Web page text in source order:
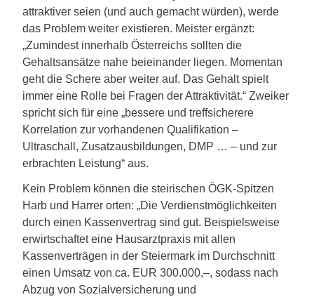
attraktiver seien (und auch gemacht würden), werde
das Problem weiter existieren. Meister ergänzt:
„Zumindest innerhalb Österreichs sollten die
Gehaltsansätze nahe beieinander liegen. Momentan
geht die Schere aber weiter auf. Das Gehalt spielt
immer eine Rolle bei Fragen der Attraktivität.“ Zweiker
spricht sich für eine „bessere und treffsicherere
Korrelation zur vorhandenen Qualifikation –
Ultraschall, Zusatzausbildungen, DMP … – und zur
erbrachten Leistung“ aus.
Kein Problem können die steirischen ÖGK-Spitzen
Harb und Harrer orten: „Die Verdienstmöglichkeiten
durch einen Kassenvertrag sind gut. Beispielsweise
erwirtschaftet eine Hausarztpraxis mit allen
Kassenverträgen in der Steiermark im Durchschnitt
einen Umsatz von ca. EUR 300.000,–, sodass nach
Abzug von Sozialversicherung und